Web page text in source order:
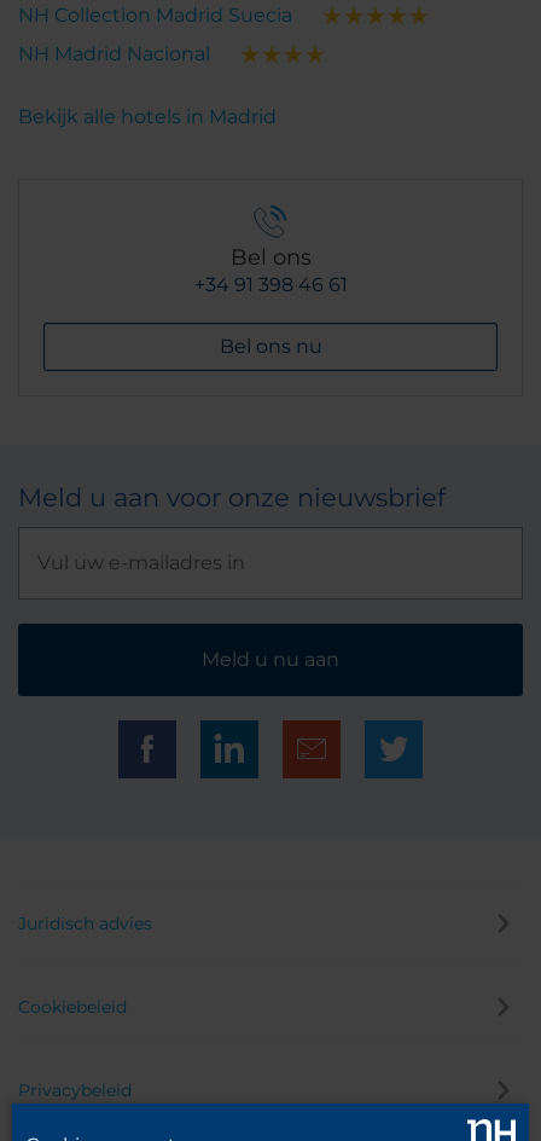
NH Collection Madrid Suecia
NH Madrid Nacional
Bekijk alle hotels in Madrid
Bel ons
+34 91 398 46 61
Bel ons nu
Meld u aan voor onze nieuwsbrief
Meld u nu aan
Juridisch advies
Cookiebeleid
Privacybeleid